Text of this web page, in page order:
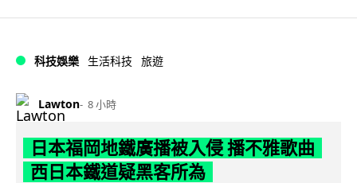
科技娛樂 生活科技 旅遊
Lawton 8 小時
日本福岡地鐵廣播被入侵 播不雅歌曲
西日本鐵道疑黑客所為